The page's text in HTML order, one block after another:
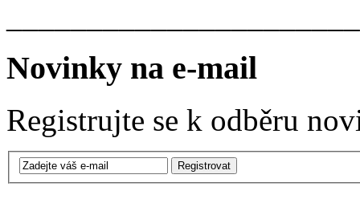
Novinky na e-mail
Registrujte se k odběru